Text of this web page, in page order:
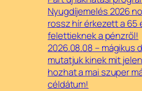
Nyugdíjemelés 2026
rossz hír érkezett a 65
felettieknek a pénzről!
2026.08.08 – mágikus
mutatjuk kinek mit
hozhat a mai szuper
céldátum!